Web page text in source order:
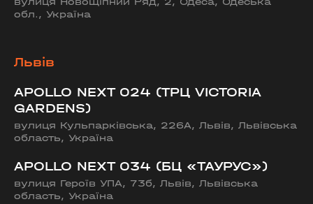
обл., Україна
Львів
APOLLO NEXT 024 (ТРЦ VICTORIA
GARDENS)
вулиця Кульпарківська, 226А, Львів, Львівська
область, Україна
APOLLO NEXT 034 (БЦ «ТАУРУС»)
вулиця Героїв УПА, 73б, Львів, Львівська
область, Україна